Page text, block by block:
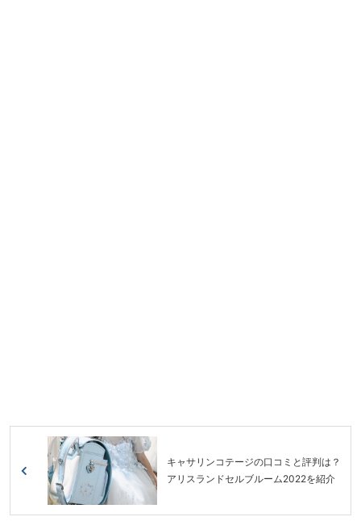
キャサリンコテージの口コミと評判は？
アリスランドセルブルーム2022を紹介